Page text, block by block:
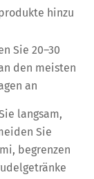
hinzu
Sie 20–30
den meisten
an
langsam,
Sie
begrenzen